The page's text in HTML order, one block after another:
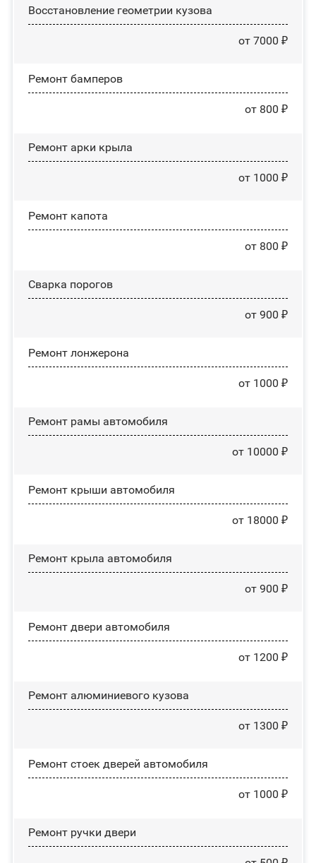
Восстановление геометрии кузова
от 7000 ₽
Ремонт бамперов
от 800 ₽
Ремонт арки крыла
от 1000 ₽
Ремонт капота
от 800 ₽
Сварка порогов
от 900 ₽
Ремонт лонжерона
от 1000 ₽
Ремонт рамы автомобиля
от 10000 ₽
Ремонт крыши автомобиля
от 18000 ₽
Ремонт крыла автомобиля
от 900 ₽
Ремонт двери автомобиля
от 1200 ₽
Ремонт алюминиевого кузова
от 1300 ₽
Ремонт стоек дверей автомобиля
от 1000 ₽
Ремонт ручки двери